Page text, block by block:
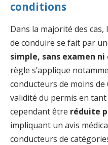
conditions
Dans la majorité des
de conduire se fait par
simple, sans examen
règle s’applique
conducteurs de moins
validité du permis en
cependant être réduite
impliquant un avis
conducteurs de